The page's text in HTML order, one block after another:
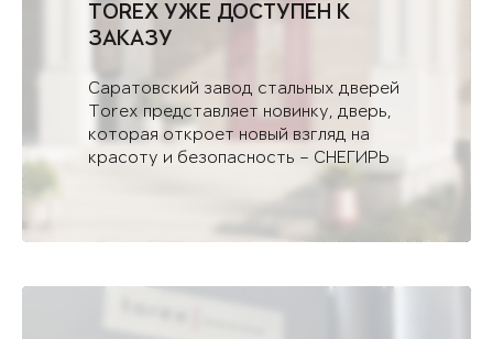
TOREX УЖЕ ДОСТУПЕН К
ЗАКАЗУ
Саратовский завод стальных дверей
Torex представляет новинку, дверь,
которая откроет новый взгляд на
красоту и безопасность – СНЕГИРЬ